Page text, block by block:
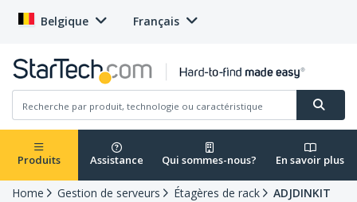
Belgique Français
Produits Assistance Qui sommes-nous? En savoir plus
Home Gestion de serveurs Étagères de rack
ADJDINKIT